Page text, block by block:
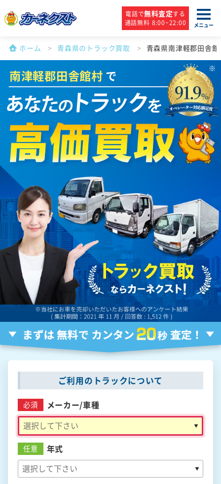
電話で無料査定する
通話無料 8:00~22:00
メニュー
ホーム 青森県のトラック買取 青森県南津軽郡田舎
南津軽郡田舎館村 で
ご利用のトラックについて
必須 メーカー/車種
任意 年式